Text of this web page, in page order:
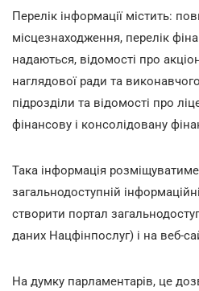
Перелік інформації містить:
місцезнаходження, перелік
надаються, відомості про
наглядової ради та
підрозділи та відомості про
фінансову і консолідовану
Така інформація
загальнодоступній
створити портал
даних Нацфінпослуг) і на веб-
На думку парламентарів, це